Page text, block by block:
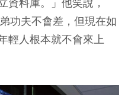
資料庫。」他笑說，
功夫不會差，但現在如
輕人根本就不會來上